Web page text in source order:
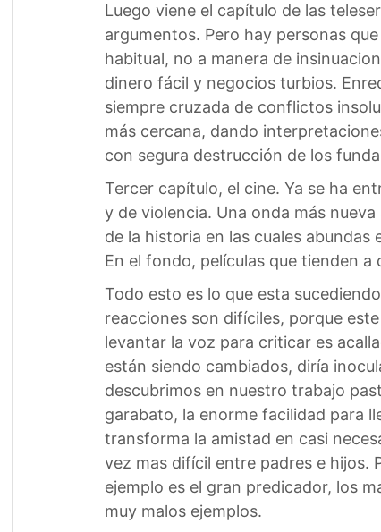
Luego viene el capítulo de las
argumentos. Pero hay personas
habitual, no a manera de
dinero fácil y negocios turbios.
siempre cruzada de conflictos
más cercana, dando
con segura destrucción de los
Tercer capítulo, el cine. Ya se ha
y de violencia. Una onda más
de la historia en las cuales
En el fondo, películas que tienden
Todo esto es lo que esta
reacciones son difíciles, porque
levantar la voz para criticar es
están siendo cambiados, diría
descubrimos en nuestro trabajo
garabato, la enorme facilidad para
transforma la amistad en casi
vez mas difícil entre padres e hijos.
ejemplo es el gran predicador, los
muy malos ejemplos.